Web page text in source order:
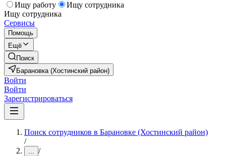
Ищу работу
Ищу сотрудника
Ищу сотрудника
Сервисы
Помощь
Ещё
Поиск
Барановка (Хостинский район)
Войти
Войти
Зарегистрироваться
Поиск сотрудников в Барановке (Хостинский район)
/
... /